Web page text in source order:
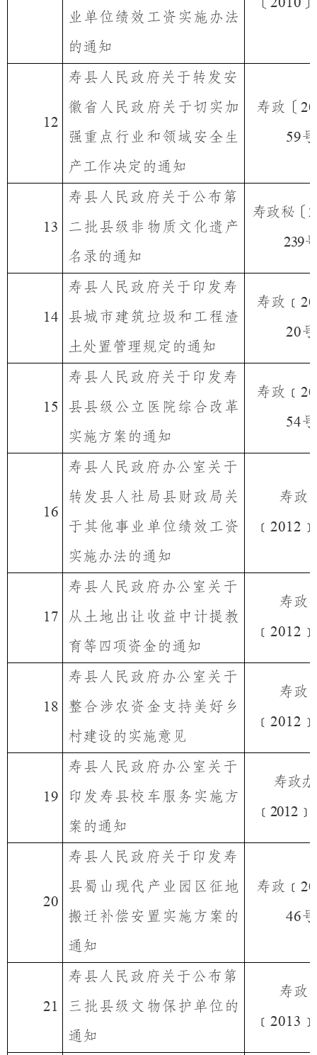
业单位绩效工资实施办法
的通知
12
寿县人民政府 关于转发安
徽省人民政府关于切实加
强重点行业和领域安全生
产工作决定的通知
寿政〔
59号
13
寿县人民政府 关于公布第
二批县级非物质文化遗产
名录的通知
寿政秘〔
239
14
寿县人民政府 关于印发寿
县城市建筑垃圾和工程渣
土处置管理规定的通知
寿政﹝
20号
15
寿县人民政府 关于印发寿
县县级公立医院综合改革
实施方案的通知
寿政﹝
54号
16
寿县人民政府办公室 关于
转发县人社局县财政局关
于其他事业单位绩效工资
实施办法的通知
寿政
﹝ 2012 ﹞
17
寿县人民政府办公室 关于
从土地出让收益中计提教
育等四项资金的通知
寿政
﹝ 2012 ﹞
18
寿县人民政府办公室 关于
整合涉农资金支持美好乡
村建设的实施意见
寿政
﹝ 2012 ﹞
19
寿县人民政府办公室 关于
印发寿县校车服务实施方
案的通知
寿政
﹝ 2012﹞
20
寿县人民政府 关于印发寿
县蜀山现代产业园区征地
搬迁补偿安置实施方案的
通知
寿政﹝
46号
21
寿县人民政府 关于公布第
三批县级文物保护单位的
通知
寿政
﹝ 2013 ﹞